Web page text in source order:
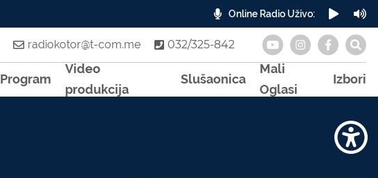
Online Radio Uživo:
radiokotor@t-com.me 032/325-842
Program
Video
produkcija
Slušaonica
Mali
Oglasi
Izbori